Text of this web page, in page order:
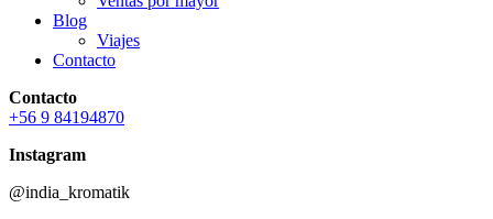
Blog
Viajes
Contacto
Contacto
+56 9 84194870
Instagram
@india_kromatik